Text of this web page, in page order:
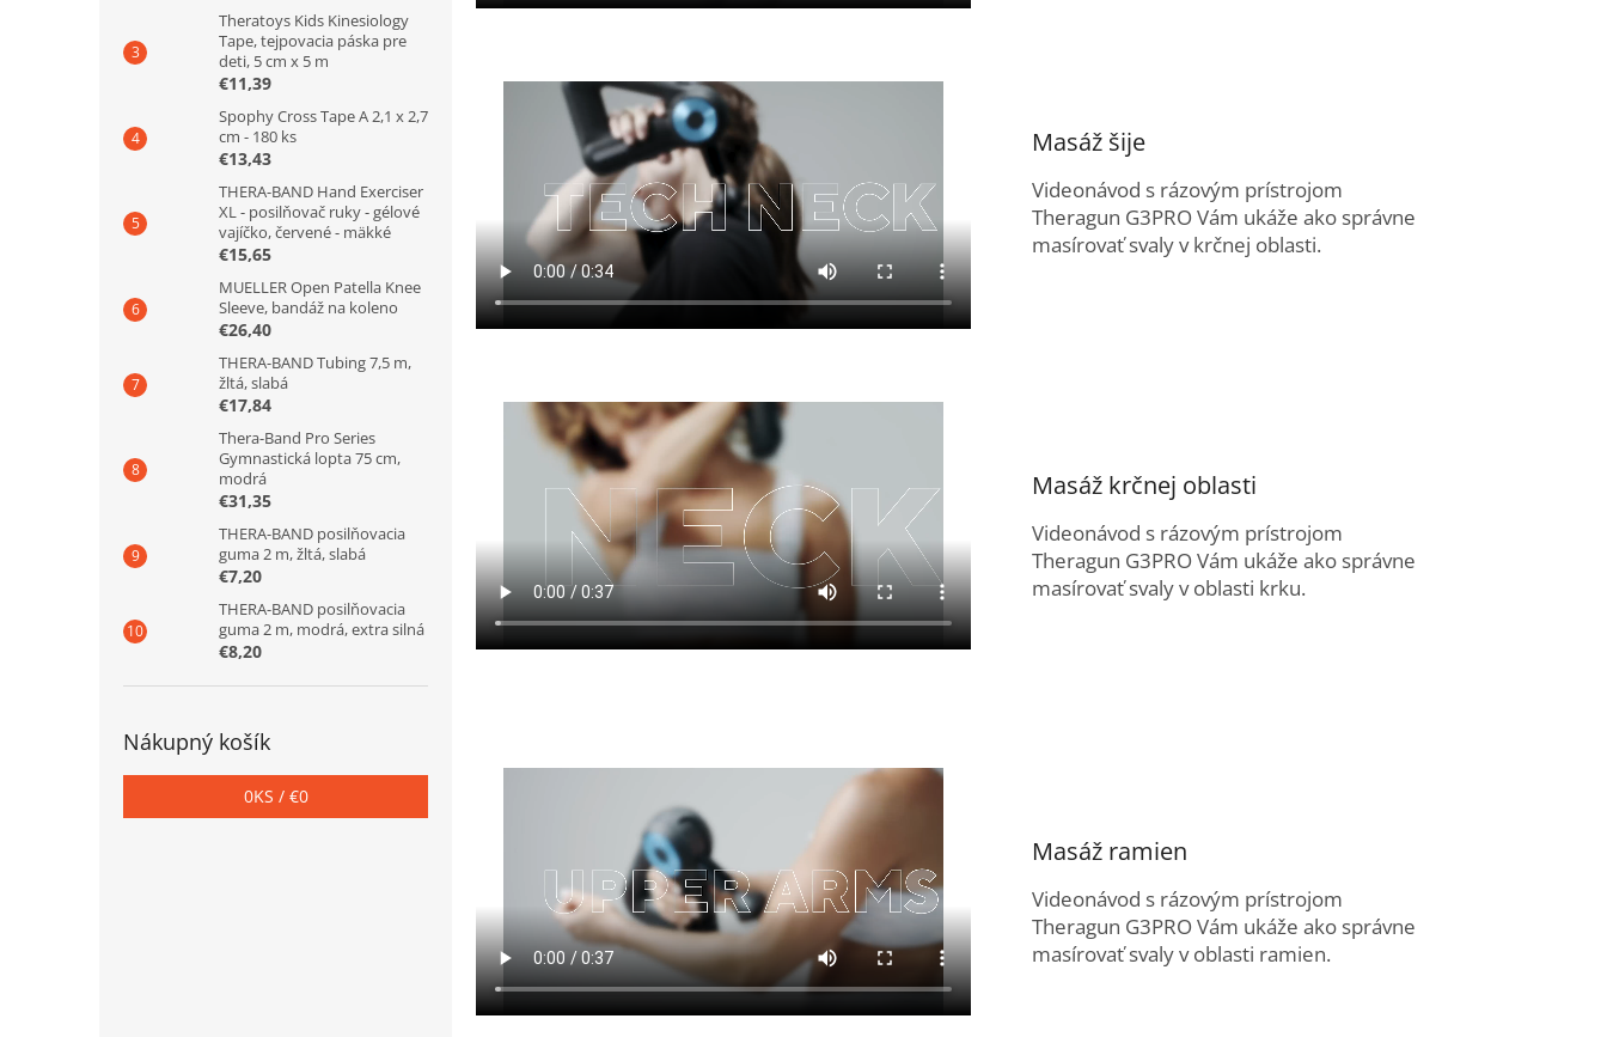
Theratoys Kids Kinesiology
Tape, tejpovacia páska pre
deti, 5 cm x 5 m
€11,39
Spophy Cross Tape A 2,1 x 2,7
cm - 180 ks
€13,43
THERA-BAND Hand Exerciser
XL - posilňovač ruky - gélové
vajíčko, červené - mäkké
€15,65
MUELLER Open Patella Knee
Sleeve, bandáž na koleno
€26,40
THERA-BAND Tubing 7,5 m,
žltá, slabá
€17,84
Thera-Band Pro Series
Gymnastická lopta 75 cm,
modrá
€31,35
THERA-BAND posilňovacia
guma 2 m, žltá, slabá
€7,20
THERA-BAND posilňovacia
guma 2 m, modrá, extra silná
€8,20
Nákupný košík
0KS / €0
Masáž šije
Videonávod s rázovým prístrojom
Theragun G3PRO Vám ukáže ako správne
masírovať svaly v krčnej oblasti.
Masáž krčnej oblasti
Videonávod s rázovým prístrojom
Theragun G3PRO Vám ukáže ako správne
masírovať svaly v oblasti krku.
Masáž ramien
Videonávod s rázovým prístrojom
Theragun G3PRO Vám ukáže ako správne
masírovať svaly v oblasti ramien.